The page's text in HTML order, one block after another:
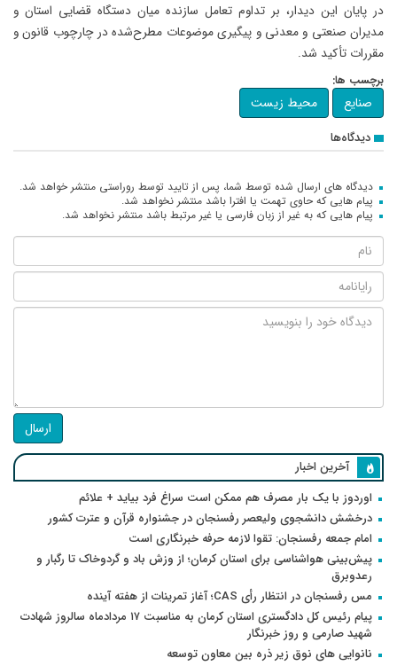
در پایان این دیدار، بر تداوم تعامل سازنده میان دستگاه قضایی استان و
مدیران صنعتی و معدنی و پیگیری موضوعات مطرح‌شده در چارچوب قانون و
مقررات تأکید شد.
برچسب ها:
صنایع محیط زیست
دیدگاه‌ها
دیدگاه های ارسال شده توسط شما، پس از تایید توسط روراستی منتشر خواهد شد.
پیام هایی که حاوی تهمت یا افترا باشد منتشر نخواهد شد.
پیام هایی که به غیر از زبان فارسی یا غیر مرتبط باشد منتشر نخواهد شد.
ارسال
آخرین اخبار
اوردوز با یک بار مصرف هم ممکن است سراغ فرد بیاید + علائم
درخشش دانشجوی ولیعصر رفسنجان در جشنواره قرآن و عترت کشور
امام جمعه رفسنجان: تقوا لازمه حرفه خبرنگاری است
پیش‌بینی هواشناسی برای استان کرمان؛ از وزش باد و گردوخاک تا رگبار و
رعدوبرق
مس رفسنجان در انتظار رأی CAS؛ آغاز تمرینات از هفته آینده
پیام رئیس کل دادگستری استان کرمان به مناسبت ۱۷ مردادماه سالروز شهادت
شهید صارمی و روز خبرنگار
نانوایی های نوق زیر ذره بین معاون توسعه